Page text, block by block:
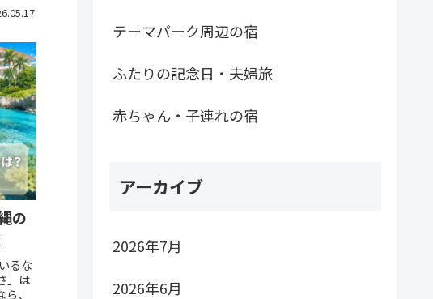
の
るな
」は
、
テーマパーク周辺の宿
ふたりの記念日・夫婦旅
赤ちゃん・子連れの宿
アーカイブ
2026年7月
2026年6月